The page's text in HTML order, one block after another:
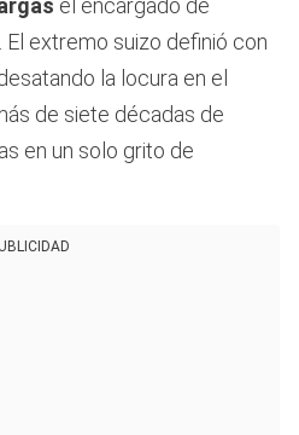
el encargado de
extremo suizo definió con
la locura en el
de siete décadas de
en un solo grito de